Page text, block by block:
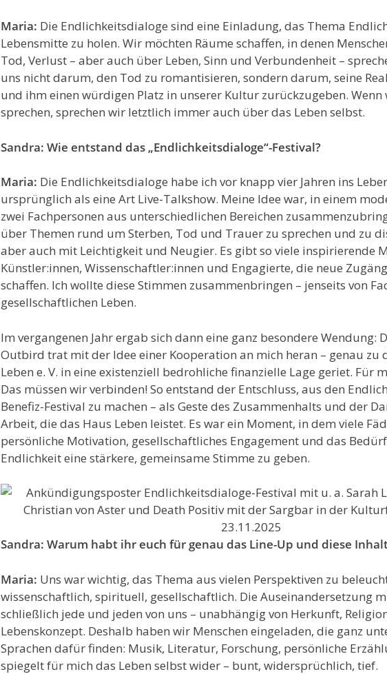
Maria: Die Endlichkeitsdialoge sind eine Einladung, das Thema
Lebensmitte zu holen. Wir möchten Räume schaffen, in denen
Tod, Verlust – aber auch über Leben, Sinn und Verbundenheit –
uns nicht darum, den Tod zu romantisieren, sondern darum, seine
und ihm einen würdigen Platz in unserer Kultur zurückzugeben.
sprechen, sprechen wir letztlich immer auch über das Leben selbst.
Sandra: Wie entstand das „Endlichkeitsdialoge“-Festival?
Maria: Die Endlichkeitsdialoge habe ich vor knapp vier Jahren ins
ursprünglich als eine Art Live-Talkshow. Meine Idee war, in einem
zwei Fachpersonen aus unterschiedlichen Bereichen
über Themen rund um Sterben, Tod und Trauer zu sprechen und zu
aber auch mit Leichtigkeit und Neugier. Es gibt so viele inspirierende
Künstler:innen, Wissenschaftler:innen und Engagierte, die neue
schaffen. Ich wollte diese Stimmen zusammenbringen – jenseits von
gesellschaftlichen Leben.
Im vergangenen Jahr ergab sich dann eine ganz besondere Wendung:
Outbird trat mit der Idee einer Kooperation an mich heran – genau zu
Leben e. V. in eine existenziell bedrohliche finanzielle Lage geriet. Für
Das müssen wir verbinden! So entstand der Entschluss, aus den
Benefiz-Festival zu machen – als Geste des Zusammenhalts und der
Arbeit, die das Haus Leben leistet. Es war ein Moment, in dem viele
persönliche Motivation, gesellschaftliches Engagement und das
Endlichkeit eine stärkere, gemeinsame Stimme zu geben.
Sandra: Warum habt ihr euch für genau das Line-Up und diese
Maria: Uns war wichtig, das Thema aus vielen Perspektiven zu
wissenschaftlich, spirituell, gesellschaftlich. Die Auseinandersetzung
schließlich jede und jeden von uns – unabhängig von Herkunft,
Lebenskonzept. Deshalb haben wir Menschen eingeladen, die ganz
Sprachen dafür finden: Musik, Literatur, Forschung, persönliche
spiegelt für mich das Leben selbst wider – bunt, widersprüchlich, tief.